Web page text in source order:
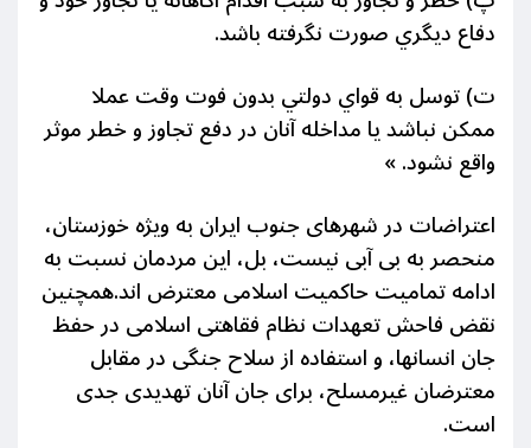
دفاع ديگري صورت نگرفته باشد.
ت) توسل به قواي دولتي بدون فوت وقت عملا
ممكن نباشد يا مداخله آنان در دفع تجاوز و خطر موثر
واقع نشود. »
اعتراضات در شهرهای جنوب ایران به ویژه خوزستان،
منحصر به بی آبی نیست، بل، این مردمان نسبت به
ادامه تمامیت حاکمیت اسلامی معترض اند.همچنین
نقض فاحش تعهدات نظام فقاهتی اسلامی در حفظ
جان انسانها، و استفاده از سلاح جنگی در مقابل
معترضان غیرمسلح، برای جان آنان تهدیدی جدی
است.